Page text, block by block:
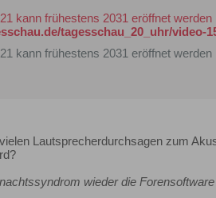
kann frühestens 2031 eröffnet werden
tagesschau_20_uhr/video-
kann frühestens 2031 eröffnet werden
Lautsprecherdurchsagen zum
wieder die